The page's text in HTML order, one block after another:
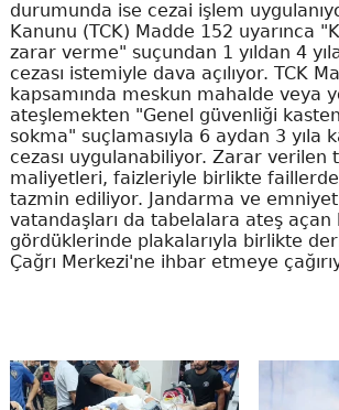
durumunda ise cezai işlem
Kanunu (TCK) Madde 152 uyarınca
zarar verme" suçundan 1 yıldan 4
cezası istemiyle dava açılıyor. TCK
kapsamında meskun mahalde veya
ateşlemekten "Genel güvenliği
sokma" suçlamasıyla 6 aydan 3 yıla
cezası uygulanabiliyor. Zarar verilen
maliyetleri, faizleriyle birlikte
tazmin ediliyor. Jandarma ve
vatandaşları da tabelalara ateş açan
gördüklerinde plakalarıyla birlikte
Çağrı Merkezi'ne ihbar etmeye